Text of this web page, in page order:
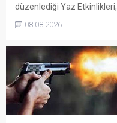
düzenlediği Yaz Etkinlikleri,
sanat ve eğlenceyle
organizasyonun ardından
Kadın El Emeği Pazarı'nın
süresi de 16 Ağustos'a
kadar uzatıldı.
08.08.2026